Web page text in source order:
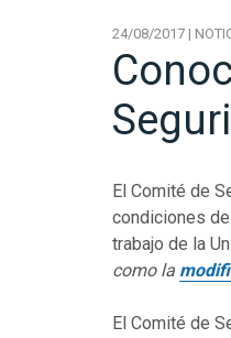
24/08/2017 |
El Comité de
condiciones
trabajo de la
como la
El Comité de